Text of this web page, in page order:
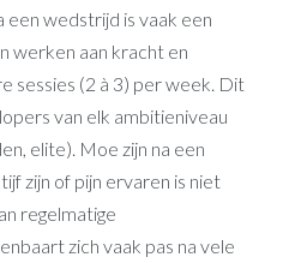
een wedstrijd is vaak een
werken aan kracht en
sessies (2 à 3) per week. Dit
van elk ambitieniveau
elite). Moe zijn na een
zijn of pijn ervaren is niet
regelmatige
zich vaak pas na vele